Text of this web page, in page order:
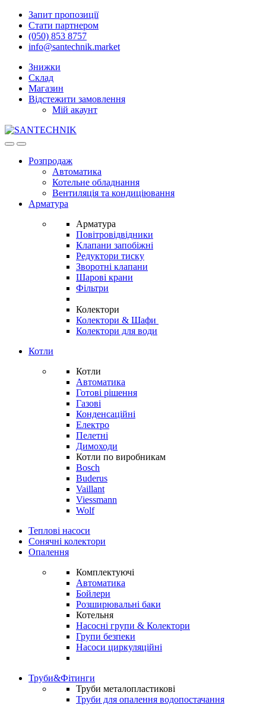
Skip
navigation
Skip
content
Запит пропозиції
Стати партнером
(050) 853 8757
info@santechnik.market
Знижки
Склад
Магазин
Відстежити замовлення
Мій акаунт
OpenClose
Розпродаж
Автоматика
Котельне обладнання
Вентиляція та кондиціювання
Арматура
Арматура
Повітровідвідники
Клапани запобіжні
Редуктори тиску
Зворотні клапани
Шарові крани
Фільтри
Колектори
Колектори & Шафи
Колектори для води
Котли
Котли
Автоматика
Готові рішення
Газові
Конденсаційні
Електро
Пелетні
Димоходи
Котли по виробникам
Bosch
Buderus
Vaillant
Viessmann
Wolf
Теплові насоси
Сонячні колектори
Опалення
Комплектуючі
Автоматика
Бойлери
Розширювальні баки
Котельня
Насосні групи & Колектори
Групи безпеки
Насоси циркуляційні
Труби&Фітинги
Труби металопластикові
Труби для опалення водопостачання